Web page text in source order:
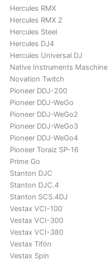
Hercules RMX
Hercules RMX 2
Hercules Steel
Hercules DJ4
Hercules Universal DJ
Native Instruments Maschine
Novation Twitch
Pioneer DDJ-200
Pioneer DDJ-WeGo
Pioneer DDJ-WeGo2
Pioneer DDJ-WeGo3
Pioneer DDJ-WeGo4
Pioneer Toraiz SP-16
Prime Go
Stanton DJC
Stanton DJC.4
Stanton SCS.4DJ
Vestax VCI-100
Vestax VCI-300
Vestax VCI-380
Vestax Tifón
Vestax Spin